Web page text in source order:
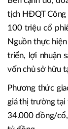
tịch HĐQT
100 triệu cổ
Nguồn thực
triển, lợi nhuận
vốn chủ sở hữu
Phương thức
giá thị trường
34.000 đồng/
tỷ đồng.